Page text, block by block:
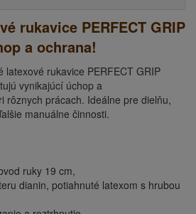
rukavice PERFECT GRIP
a ochrana!
latexové rukavice PERFECT GRIP
vynikajúcí úchop a
rôznych prácach. Ideálne pre dielňu,
manuálne činnosti.
ruky 19 cm,
dianin, potiahnuté latexom s hrubou